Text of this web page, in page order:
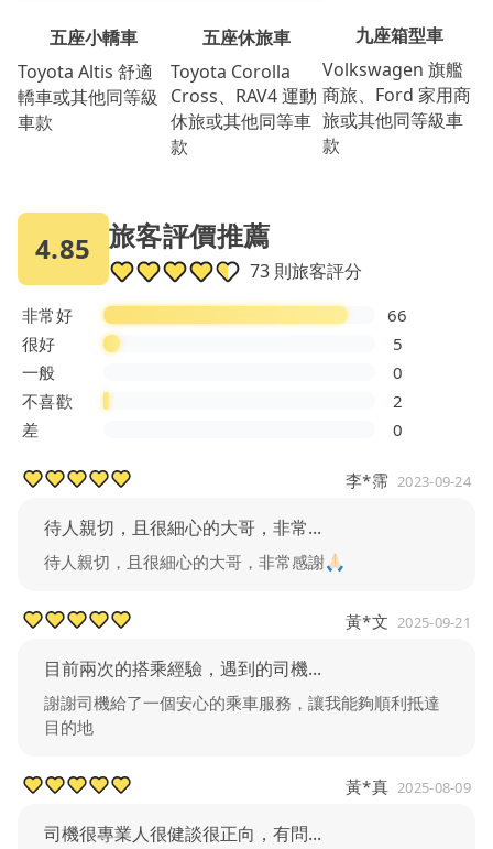
五座小轎車
Toyota Altis 舒適
轎車或其他同等級
車款
五座休旅車
Toyota Corolla
Cross、RAV4 運動
休旅或其他同等車
款
九座箱型車
Volkswagen 旗艦
商旅、Ford 家用商
旅或其他同等級車
款
4.85 旅客評價推薦
73 則旅客評分
非常好
66
很好
5
一般
0
不喜歡
2
差
0
李*霈 2023-09-24
待人親切，且很細心的大哥，非常...
待人親切，且很細心的大哥，非常感謝🙏🏻
黃*文 2025-09-21
目前兩次的搭乘經驗，遇到的司機...
謝謝司機給了一個安心的乘車服務，讓我能夠順利抵達
目的地
黃*真 2025-08-09
司機很專業人很健談很正向，有問...